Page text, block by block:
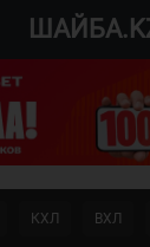
КХЛ ВХЛ